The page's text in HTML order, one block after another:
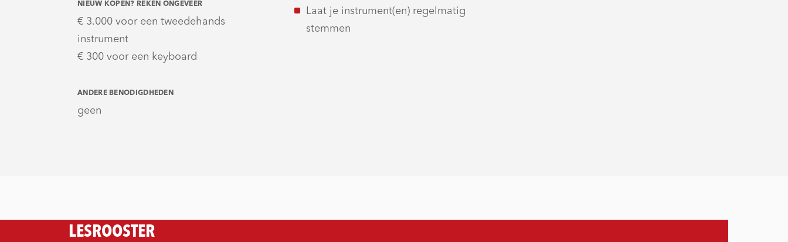
NIEUW KOPEN? REKEN ONGEVEER
€ 3.000 voor een tweedehands
instrument
€ 300 voor een keyboard
ANDERE BENODIGDHEDEN
geen
Laat je instrument(en) regelmatig
stemmen
LESROOSTER